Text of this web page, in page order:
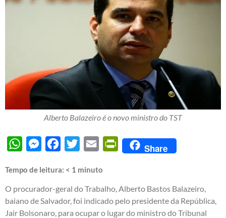
Alberto Balazeiro é o novo ministro do TST
WhatsAppMessengerFacebook
Twitter Email PrintFriendly
Share
Tempo de leitura: < 1 minuto
O procurador-geral do Trabalho, Alberto Bastos Balazeiro,
baiano de Salvador, foi indicado pelo presidente da República,
Jair Bolsonaro, para ocupar o lugar do ministro do Tribunal